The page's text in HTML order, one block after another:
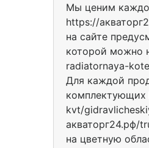
Мы ценим
https://
на сайте
которой можно
radiatornaya-
Для каждой
комплектующих
kvt/
акваторг24.рф/
на цветную